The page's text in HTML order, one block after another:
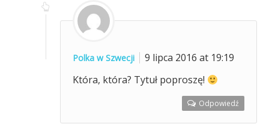
Polka w Szwecji
9 lipca 2016 at 19:19
Która, która? Tytuł poproszę!
Odpowiedź